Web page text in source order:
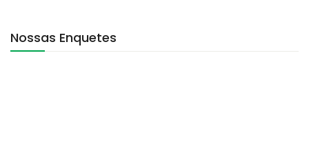
Nossas Enquetes